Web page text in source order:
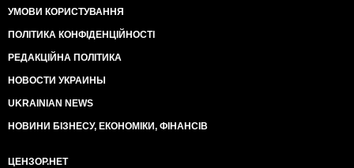
УМОВИ КОРИСТУВАННЯ
ПОЛІТИКА КОНФІДЕНЦІЙНОСТІ
РЕДАКЦІЙНА ПОЛІТИКА
НОВОСТИ УКРАИНЫ
UKRAINIAN NEWS
НОВИНИ БІЗНЕСУ, ЕКОНОМІКИ, ФІНАНСІВ
ЦЕНЗОР.НЕТ